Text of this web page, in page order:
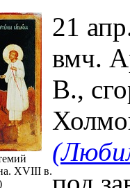
XVIII в.
21
вмч.
В.,